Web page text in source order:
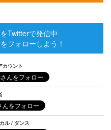
Twitterで発信中
フォローしよう！
カウント
ル / ダンス